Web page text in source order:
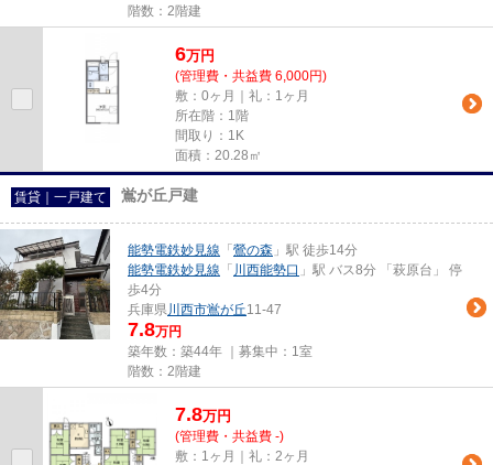
階数：2階建
6万円
(管理費・共益費 6,000円)
敷：0ヶ月｜礼：1ヶ月
所在階：1階
間取り：1K
面積：20.28㎡
賃貸｜一戸建て 鴬が丘戸建
能勢電鉄妙見線 「 鶯の森 」駅 徒歩14分
能勢電鉄妙見線 「 川西能勢口 」駅 バス8分 「萩原台」 停
歩4分
兵庫県川西市鴬が丘11-47
7.8万円
築年数：築44年 ｜募集中： 1室
階数：2階建
7.8万円
(管理費・共益費 -)
敷：1ヶ月｜礼：2ヶ月